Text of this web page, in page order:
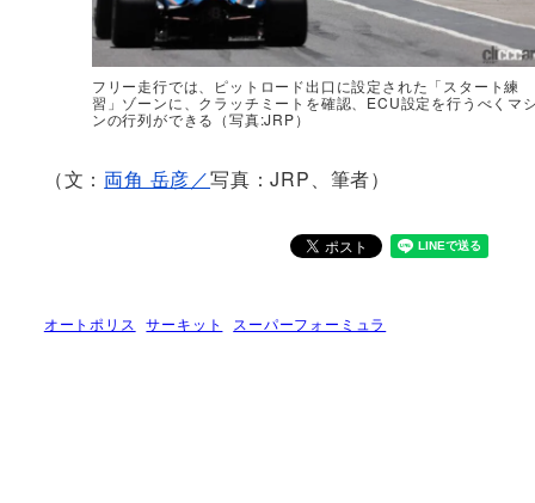
フリー走行では、ピットロード出口に設定された「スタート練
習」ゾーンに、クラッチミートを確認、ECU設定を行うべくマ
ンの行列ができる（写真:JRP）
（文： 両角 岳彦／写真：JRP、筆者）
オートポリス サーキット スーパーフォーミュラ